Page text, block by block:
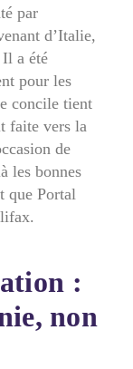
par
d’Italie,
a été
pour les
concile tient
faite vers la
de
les bonnes
que Portal
:
non